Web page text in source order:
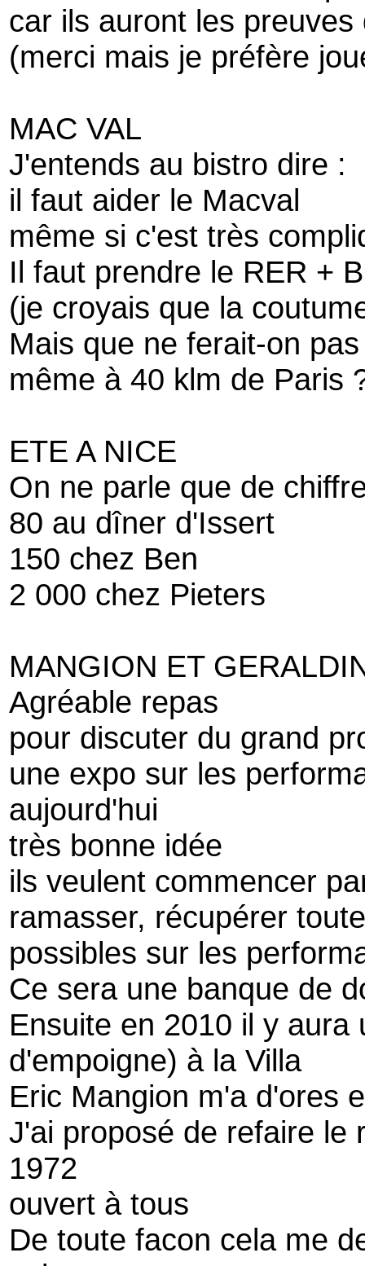
car ils auront les
(merci mais je préfère
MAC VAL
J'entends au bistro dire :
il faut aider le Macval
même si c'est très
Il faut prendre le RER +
(je croyais que la
Mais que ne ferait-on
même à 40 klm de Paris
ETE A NICE
On ne parle que de
80 au dîner d'Issert
150 chez Ben
2 000 chez Pieters
MANGION ET
Agréable repas
pour discuter du grand
une expo sur les
aujourd'hui
très bonne idée
ils veulent commencer
ramasser, récupérer
possibles sur les
Ce sera une banque de
Ensuite en 2010 il y
d'empoigne) à la Villa
Eric Mangion m'a d'ores
J'ai proposé de refaire le
1972
ouvert à tous
De toute facon cela me